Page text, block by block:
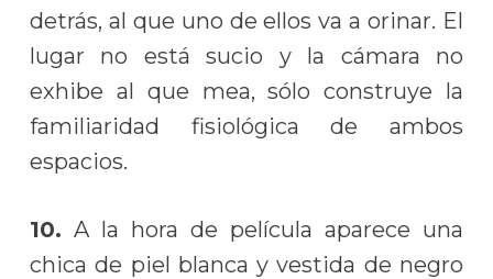
detrás, al que uno de ellos va a orinar. El
lugar no está sucio y la cámara no
exhibe al que mea, sólo construye la
familiaridad fisiológica de ambos
espacios.
10. A la hora de película aparece una
chica de piel blanca y vestida de negro